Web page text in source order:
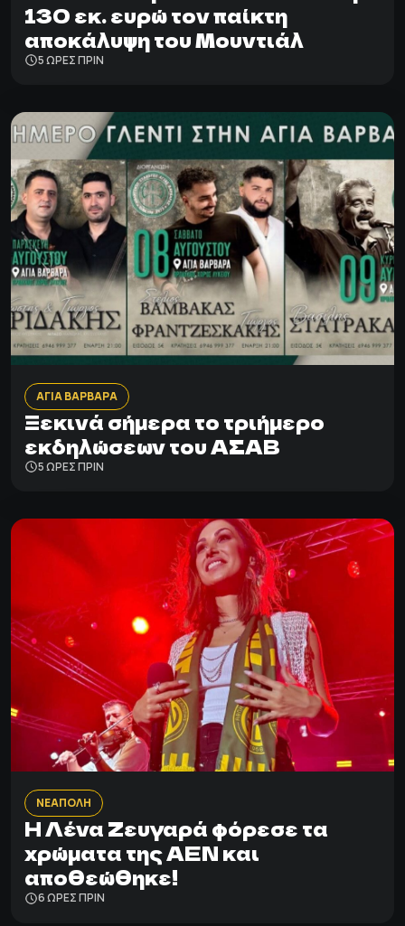
130 εκ. ευρώ τον παίκτη
αποκάλυψη του Μουντιάλ
5 ΩΡΕΣ ΠΡΙΝ
ΑΓΙΑ ΒΑΡΒΑΡΑ
Ξεκινά σήμερα το τριήμερο
εκδηλώσεων του ΑΣΑΒ
5 ΩΡΕΣ ΠΡΙΝ
ΝΕΑΠΟΛΗ
Η Λένα Ζευγαρά φόρεσε τα
χρώματα της ΑΕΝ και
αποθεώθηκε!
6 ΩΡΕΣ ΠΡΙΝ